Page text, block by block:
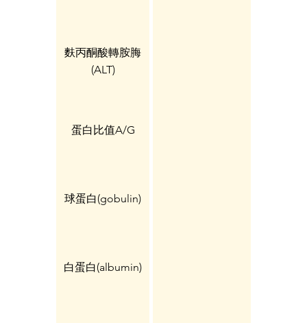
麩丙酮酸轉胺脢
(ALT)
蛋白比值A/G
球蛋白(gobulin)
白蛋白(albumin)